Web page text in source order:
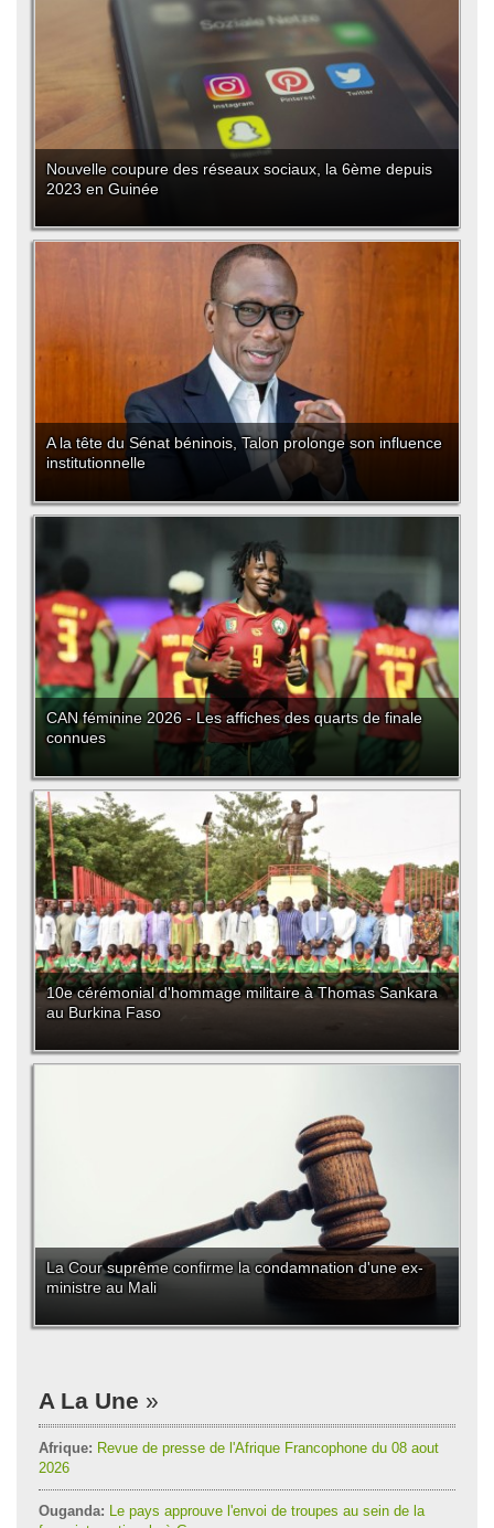
Nouvelle coupure des réseaux sociaux, la 6ème depuis
2023 en Guinée
A la tête du Sénat béninois, Talon prolonge son influence
institutionnelle
CAN féminine 2026 - Les affiches des quarts de finale
connues
10e cérémonial d'hommage militaire à Thomas Sankara
au Burkina Faso
La Cour suprême confirme la condamnation d'une ex-
ministre au Mali
A La Une
Afrique: Revue de presse de l'Afrique Francophone du 08 aout
2026
Ouganda: Le pays approuve l'envoi de troupes au sein de la